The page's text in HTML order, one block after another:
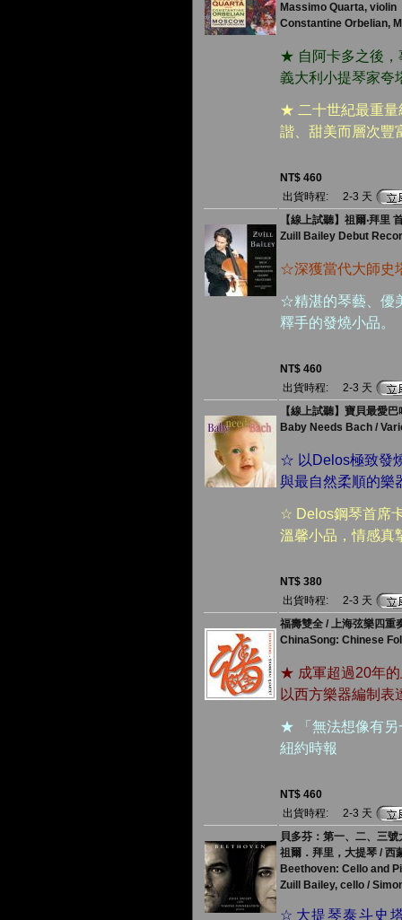
Massimo Quarta, violin
Constantine Orbelian,
★ 自阿卡多之後，
義大利小提琴家夸
★ 二十世紀最重量
諧、甜美而層次豐
NT$ 460
出貨時程:
2-3 天
【線上試聽】祖爾‧拜里
Zuill Bailey Debut
☆深獲當代大師史
☆精湛的琴藝、優
釋手的發燒小品。
NT$ 460
出貨時程:
2-3 天
【線上試聽】寶貝最愛
Baby Needs Bach /
☆ 以Delos極致發
與最自然柔順的樂
☆ Delos鋼琴首席
溫馨小品，情感真
NT$ 380
出貨時程:
2-3 天
福壽雙全 / 上海弦樂四重
ChinaSong: Chinese
★ 成軍超過20年的
以西方樂器編制表
★ 「無法想像有另
紐約時報
NT$ 460
出貨時程:
2-3 天
貝多芬：第一、二、三
祖爾．拜里，大提琴 / 西
Beethoven: Cello and
Zuill Bailey, cello /
☆ 大提琴泰斗史